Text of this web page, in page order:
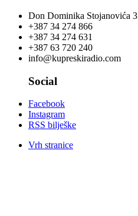
Don Dominika Stojanovića 3
+387 34 274 866
+387 34 274 631
+387 63 720 240
info@kupreskiradio.com
Social
Facebook
Instagram
RSS bilješke
Vrh stranice